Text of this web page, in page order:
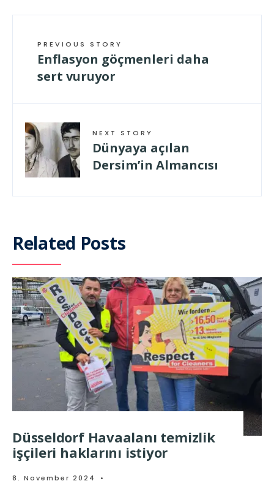
PREVIOUS STORY
Enflasyon göçmenleri daha
sert vuruyor
NEXT STORY
Dünyaya açılan
Dersim’in Almancısı
Related Posts
Düsseldorf Havaalanı temizlik
işçileri haklarını istiyor
8. November 2024 •